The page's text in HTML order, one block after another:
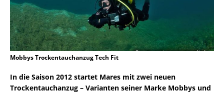
Mobbys Trockentauchanzug Tech Fit
In die Saison 2012 startet Mares mit zwei neuen
Trockentauchanzug – Varianten seiner Marke Mobbys und